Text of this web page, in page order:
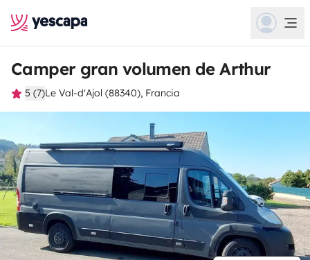
Camper gran volumen de Arthur
5 (7)Le Val-d'Ajol (88340), Francia